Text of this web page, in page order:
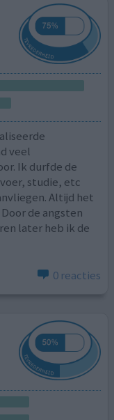
veel
Ik durfde de
studie, etc
Altijd het
de angsten
later heb ik de
0 reacties